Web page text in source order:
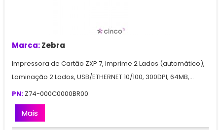
Marca:Zebra
Impressora de Cartão ZXP 7, Imprime 2 Lados (automático),
Laminação 2 Lados, USB/ETHERNET 10/100, 300DPI, 64MB,...
PN: Z74-000C0000BR00
Mais